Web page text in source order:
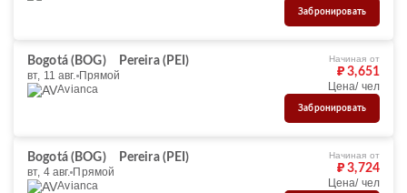
Забронировать
Bogotá (BOG)
Pereira (PEI)
вт, 11 авг. Прямой
Avianca
Начиная от
₽ 3,651
Цена/ чел
Забронировать
Bogotá (BOG)
Pereira (PEI)
вт, 4 авг. Прямой
Avianca
Начиная от
₽ 3,724
Цена/ чел